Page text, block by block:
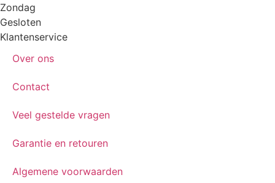
Zondag
Gesloten
Klantenservice
Over ons
Contact
Veel gestelde vragen
Garantie en retouren
Algemene voorwaarden